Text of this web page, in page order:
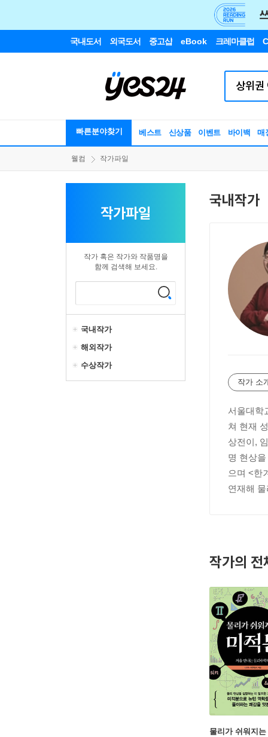
국내도서 외국도서 중고샵 eBook 크레마클럽
빠른분야찾기 베스트 신상품 이벤트 바이백 매
웰컴 작가파일
작가파일
작가 혹은 작가와 작품명을
함께 검색해 보세요.
국내작가
해외작가
수상작가
국내작가
작가 소
서울대학
쳐 현재
상전이,
명 현상
으며 <한
연재해
작가의 전
물리가 쉬워지